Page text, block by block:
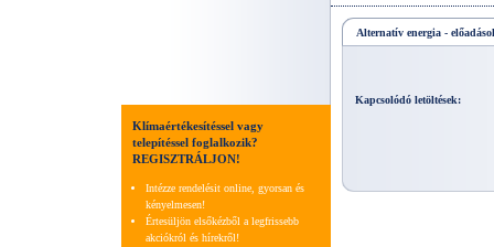
Klímaértékesítéssel vagy
telepítéssel foglalkozik?
REGISZTRÁLJON!
Intézze rendelésit online, gyorsan és
kényelmesen!
Értesüljön elsőkézből a legfrissebb
akciókról és hírekről!
Alternatív energia -
Kapcsolódó letöltések: